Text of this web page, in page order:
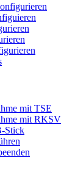
mit TSE
mit RKSV
Stick